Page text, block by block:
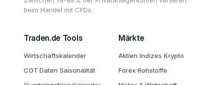
beim Handel mit CFDs.
Traden.de Tools
Wirtschaftskalender
COT Daten Saisonalität
Märkte
Aktien Indizes Krypto
Forex Rohstoffe